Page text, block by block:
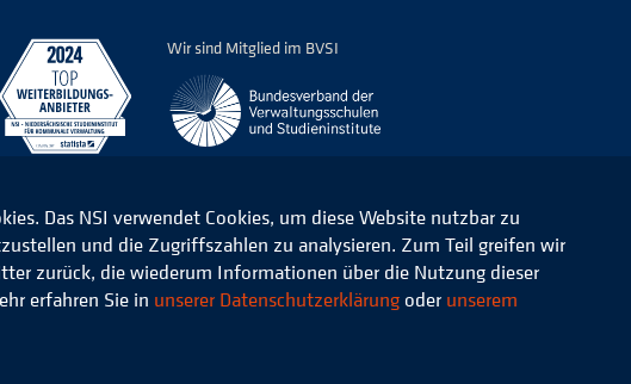
Wir sind Mitglied im BVSI
für kommunale Verwaltung e.V. Datenschutz
Das NSI verwendet Cookies, um diese Website nutzbar zu
und die Zugriffszahlen zu analysieren. Zum Teil greifen wir
zurück, die wiederum Informationen über die Nutzung dieser
erfahren Sie in unserer Datenschutzerklärung oder unserem